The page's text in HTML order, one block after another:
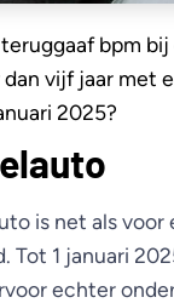
bpm bij
vijf jaar met
2025?
is net als voor
Tot 1 januari
echter